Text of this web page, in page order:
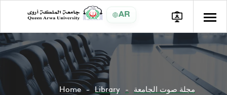
AR
Home Library مجلة صوت الجامعة